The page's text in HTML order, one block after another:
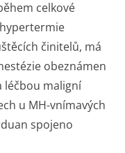
celkové
činitelů, má
obeznámen
léčbou maligní
u MH-vnímavých
spojeno